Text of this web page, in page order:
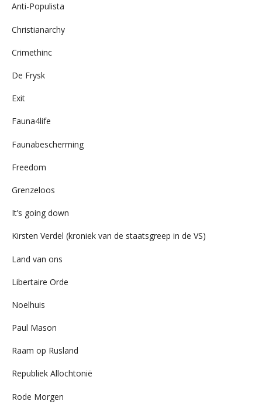
Anti-Populista
Christianarchy
Crimethinc
De Frysk
Exit
Fauna4life
Faunabescherming
Freedom
Grenzeloos
It’s going down
Kirsten Verdel (kroniek van de staatsgreep in de VS)
Land van ons
Libertaire Orde
Noelhuis
Paul Mason
Raam op Rusland
Republiek Allochtonië
Rode Morgen